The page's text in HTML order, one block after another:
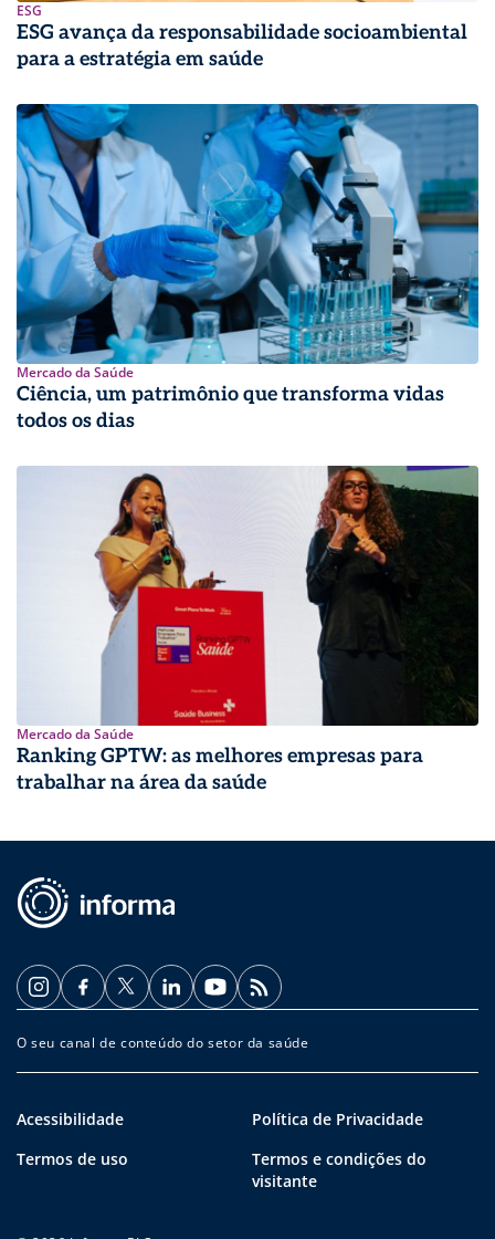
ESG
ESG avança da responsabilidade socioambiental
para a estratégia em saúde
Mercado da Saúde
Ciência, um patrimônio que transforma vidas
todos os dias
Mercado da Saúde
Ranking GPTW: as melhores empresas para
trabalhar na área da saúde
O seu canal de conteúdo do setor da saúde
Acessibilidade
Política de Privacidade
Termos de uso
Termos e condições do
visitante